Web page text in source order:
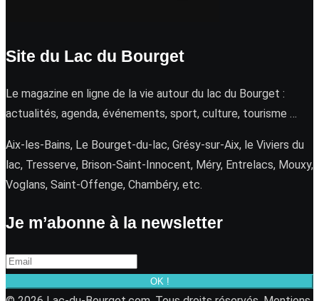
Site du Lac du Bourget
Le magazine en ligne de la vie autour du lac du Bourget :
actualités, agenda, événements, sport, culture, tourisme …
Aix-les-Bains, Le Bourget-du-lac, Grésy-sur-Aix, le Viviers du
lac, Tresserve, Brison-Saint-Innocent, Méry, Entrelacs, Mouxy,
Voglans, Saint-Offenge, Chambéry, etc.
Je m’abonne à la newsletter
OK !